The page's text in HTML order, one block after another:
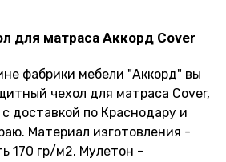
для матраса Аккорд Cover
фабрики мебели "Аккорд" вы
чехол для матраса Cover,
доставкой по Краснодару и
Материал изготовления -
170 гр/м2. Мулетон -